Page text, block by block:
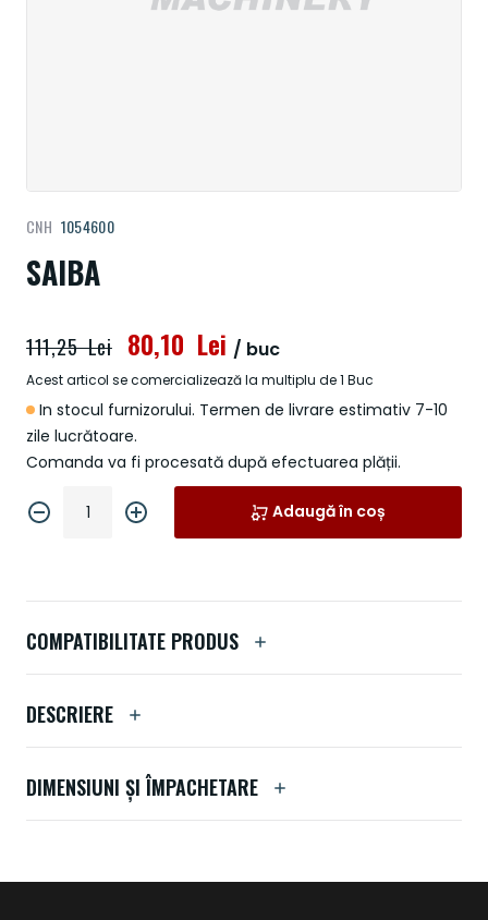
SAIBA
CNH 1054600
In stocul furnizorului. Termen de livrare estimativ 7-10
zile lucrătoare.
Comanda va fi procesată după efectuarea plății.
80,10 Lei
111,25 Lei / buc
Acest articol se comercializează la multiplu de 1 Buc
Adaugă în coș
la
începutul
galeriei
imagini
COMPATIBILITATE PRODUS
DESCRIERE
DIMENSIUNI ȘI ÎMPACHETARE